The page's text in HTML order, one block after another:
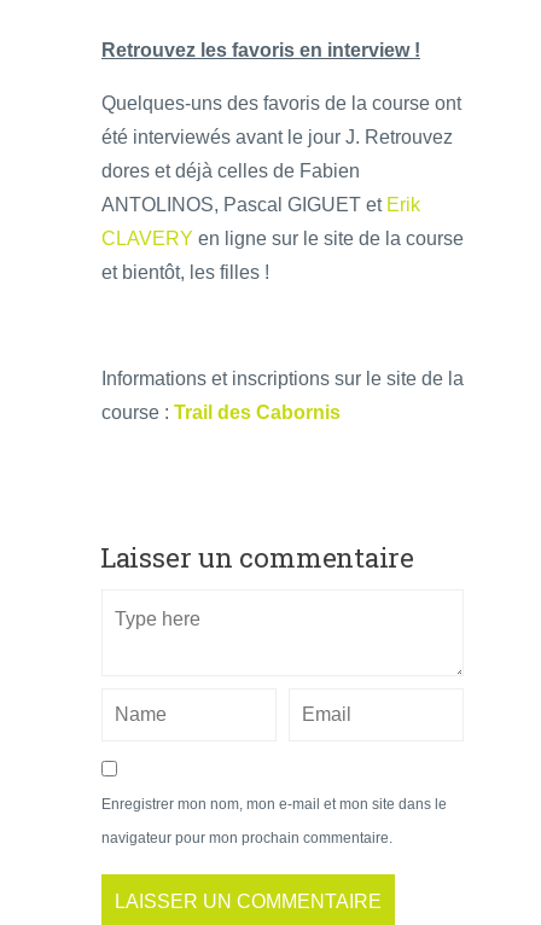
Retrouvez les favoris en interview !
Quelques-uns des favoris de la course ont
été interviewés avant le jour J. Retrouvez
dores et déjà celles de Fabien
ANTOLINOS, Pascal GIGUET et Erik
CLAVERY en ligne sur le site de la course
et bientôt, les filles !
Informations et inscriptions sur le site de la
course : Trail des Cabornis
Laisser un commentaire
Enregistrer mon nom, mon e-mail et mon site dans le
navigateur pour mon prochain commentaire.